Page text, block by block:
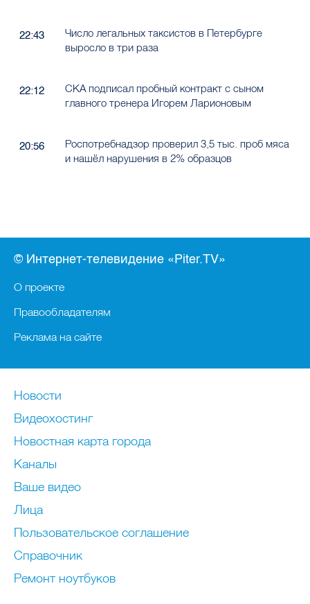
22:43
Число легальных таксистов в Петербурге
выросло в три раза
22:12
СКА подписал пробный контракт с сыном
главного тренера Игорем Ларионовым
20:56
Роспотребнадзор проверил 3,5 тыс. проб мяса
и нашёл нарушения в 2% образцов
© Интернет-телевидение «Piter.TV»
О проекте
Правообладателям
Реклама на сайте
Новости
Видеохостинг
Новостная карта города
Каналы
Ваше видео
Лица
Пользовательское соглашение
Справочник
Ремонт нoутбуков